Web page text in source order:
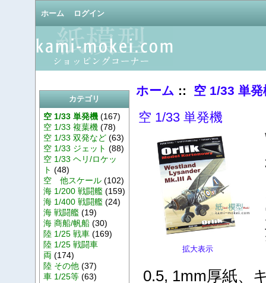
ホーム ログイン
カテゴリ
空 1/33 単発機(167)
空 1/33 複葉機(78)
空 1/33 双発など(63)
空 1/33 ジェット (88)
空 1/33 ヘリ/ロケッ
ト (48)
空 他スケール(102)
海 1/200 戦闘艦(159)
海 1/400 戦闘艦(24)
海 戦闘艦(19)
海 商船/帆船(30)
陸 1/25 戦車(169)
陸 1/25 戦闘車
両 (174)
陸 その他(37)
車 1/25等(63)
ホーム :: 空 1/33 単発
空 1/33 単発機
拡大表示
0.5, 1mm厚紙、